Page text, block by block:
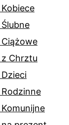
z Chrztu